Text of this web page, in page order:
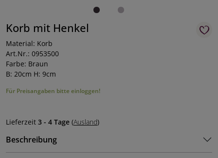
Korb mit Henkel
Material: Korb
Art.Nr.: 0953500
Farbe: Braun
B: 20cm H: 9cm
Für Preisangaben bitte einloggen!
Lieferzeit 3 - 4 Tage (Ausland)
Beschreibung